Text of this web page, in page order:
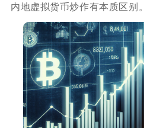
内地虚拟货币炒作有本质区别。